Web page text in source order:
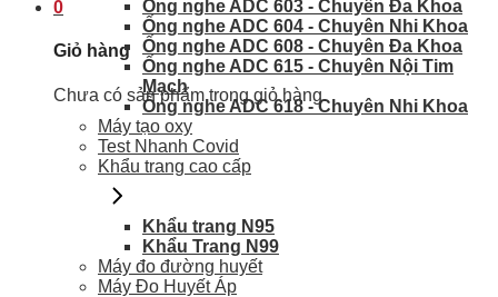
0
Giỏ hàng
Chưa có sản phẩm trong giỏ hàng.
Ống nghe ADC 603 - Chuyên Đa Khoa
Ống nghe ADC 604 - Chuyên Nhi Khoa
Ống nghe ADC 608 - Chuyên Đa Khoa
Ống nghe ADC 615 - Chuyên Nội Tim
Mạch
Ống nghe ADC 618 - Chuyên Nhi Khoa
Máy tạo oxy
Test Nhanh Covid
Khẩu trang cao cấp
Khẩu trang N95
Khẩu Trang N99
Máy đo đường huyết
Máy Đo Huyết Áp